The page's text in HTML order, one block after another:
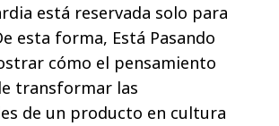
está reservada solo para
esta forma, Está Pasando
cómo el pensamiento
transformar las
de un producto en cultura